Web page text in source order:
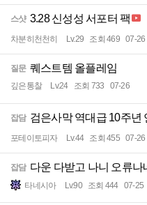
스샷 3.28 신성성 서포터 팩
차분히천천히 Lv.29 조회 469 07-26
질문 퀘스트템 올플레임
깊은통찰 Lv.24 조회 733 07-26
잡담 검은사막 역대급 10주년
포테이토피자 Lv.44 조회 455 07-26
잡담 다운 다받고 나니 오류나
타네시아 Lv.90 조회 444 07-25